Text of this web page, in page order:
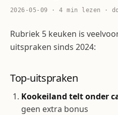
2026-05-09 · 4 min lezen ·
Rubriek 5 keuken is
uitspraken sinds 2024:
Top-uitspraken
Kookeiland telt onder
geen extra bonus